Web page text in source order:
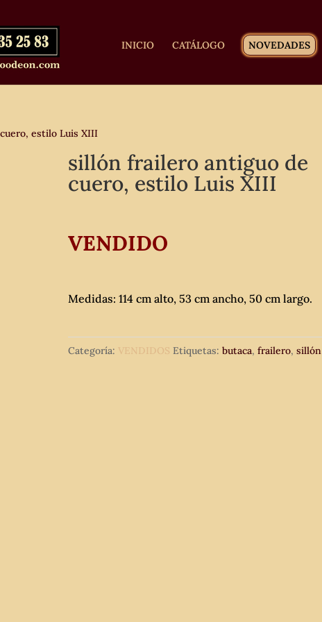
INICIO CATÁLOGO NOVEDADES
estilo Luis XIII
sillón frailero antiguo de
cuero, estilo Luis XIII
VENDIDO
Medidas: 114 cm alto, 53 cm ancho, 50 cm largo.
Categoría: VENDIDOS Etiquetas:butaca,frailero,sillón